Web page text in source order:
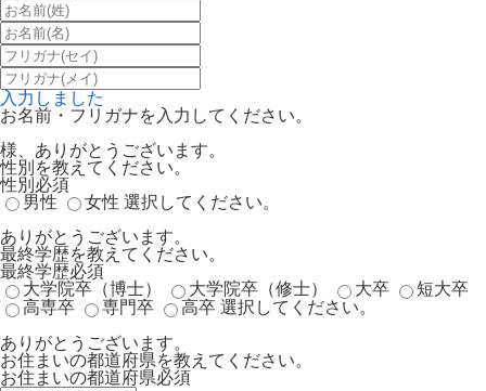
入力しました
お名前・フリガナを入力してください。
様、ありがとうございます。
性別を教えてください。
性別 必須
男性
女性 選択してください。
ありがとうございます。
最終学歴を教えてください。
最終学歴必須
大学院卒（博士）
大学院卒（修士） 大卒
短大卒
高専卒
専門卒 高卒 選択してください。
ありがとうございます。
お住まいの都道府県を教えてください。
お住まいの都道府県必須